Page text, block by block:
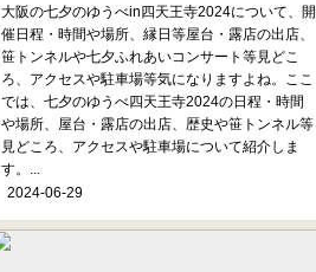
大阪の七夕のゆうべin四天王寺2024について、開
催日程・時間や場所、縁日等屋台・露店の出店、
笹トンネルや七夕ふれあいコンサート等見どこ
ろ、アクセスや駐車場等気になりますよね。ここ
では、七夕のゆうべ四天王寺2024の日程・時間
や場所、屋台・露店の出店、歴史や笹トンネル等
見どころ、アクセスや駐車場について紹介しま
す。...
2024-06-29